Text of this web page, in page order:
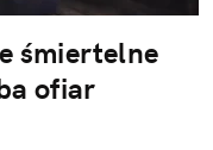
śmiertelne
ofiar